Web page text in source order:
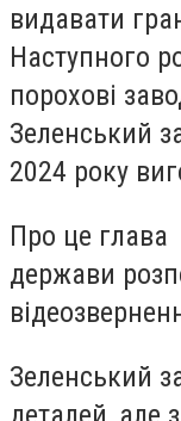
видавати
Наступного
порохові
Зеленський
2024 року
Про це глава
держави
Зеленський